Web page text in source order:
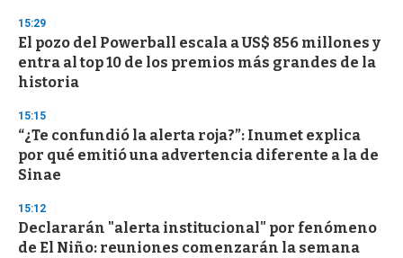
15:29
El pozo del Powerball escala a US$ 856 millones y
entra al top 10 de los premios más grandes de la
historia
15:15
“¿Te confundió la alerta roja?”: Inumet explica
por qué emitió una advertencia diferente a la de
Sinae
15:12
Declararán "alerta institucional" por fenómeno
de El Niño: reuniones comenzarán la semana